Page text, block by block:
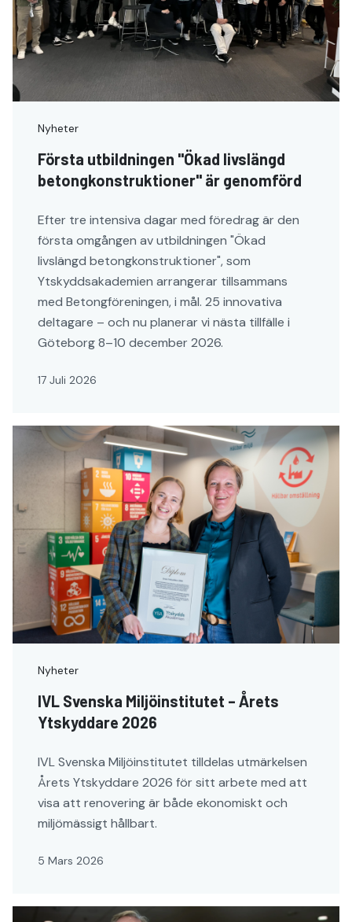
Nyheter
Första utbildningen "Ökad livslängd
betongkonstruktioner" är genomförd
Efter tre intensiva dagar med föredrag är den
första omgången av utbildningen "Ökad
livslängd betongkonstruktioner", som
Ytskyddsakademien arrangerar tillsammans
med Betongföreningen, i mål. 25 innovativa
deltagare – och nu planerar vi nästa tillfälle i
Göteborg 8–10 december 2026.
17 Juli 2026
Nyheter
IVL Svenska Miljöinstitutet – Årets
Ytskyddare 2026
IVL Svenska Miljöinstitutet tilldelas utmärkelsen
Årets Ytskyddare 2026 för sitt arbete med att
visa att renovering är både ekonomiskt och
miljömässigt hållbart.
5 Mars 2026